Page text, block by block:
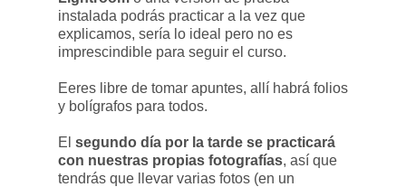
instalada podrás practicar a la vez que
explicamos, sería lo ideal pero no es
imprescindible para seguir el curso.
Eeres libre de tomar apuntes, allí habrá folios
y bolígrafos para todos.
El segundo día por la tarde se practicará
con nuestras propias fotografías, así que
tendrás que llevar varias fotos (en un